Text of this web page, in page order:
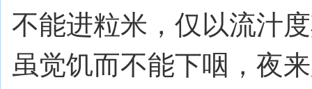
不能进粒米，仅以流汁
虽觉饥而不能下咽，夜